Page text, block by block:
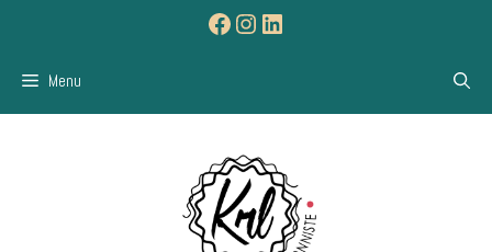
contenu
Facebook
Instagram
LinkedIn
Menu